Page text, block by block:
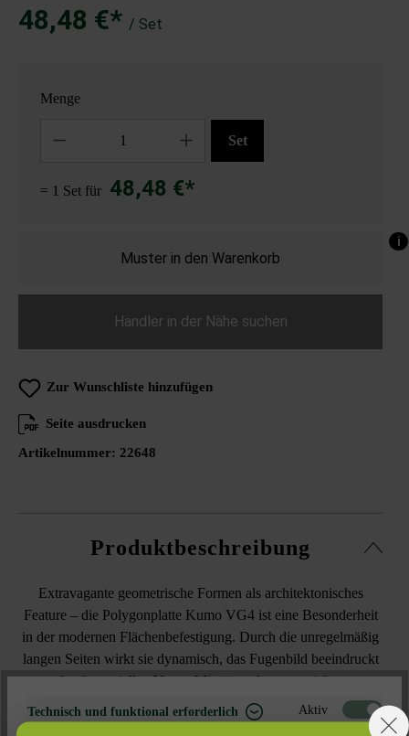
48,48 €* / Set
Menge
Set
= 1 Set für 48,48 €*
Muster in den Warenkorb
i
Händler in der Nähe suchen
Zur Wunschliste hinzufügen
Seite ausdrucken
Artikelnummer: 22648
Produktbeschreibung
Extravagante geometrische Formen als architektonisches
Feature – die Polygonplatte Kumo VG4 ist eine Besonderheit
in der modernen Flächenbefestigung. Durch die unregelmäßig
langen Seiten wirkt sie dynamisch, das Fugenbild beeindruckt
durch speziellen Verve. Mit einem kontrastreichen
Fugenmaterial kann die charakteristische Form noch
hervorgehoben werden.
Technisch und funktional erforderlich Aktiv